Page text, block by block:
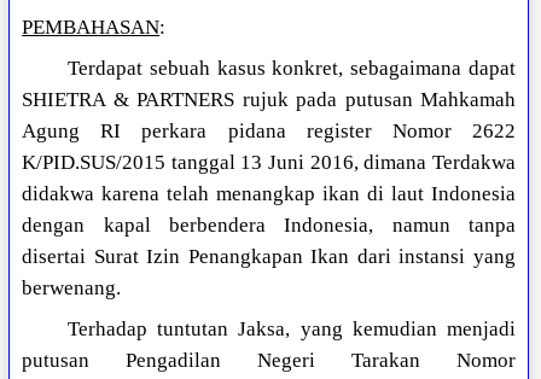
PEMBAHASAN:
Terdapat sebuah kasus konkret, sebagaimana dapat
SHIETRA & PARTNERS rujuk pada putusan Mahkamah
Agung RI perkara pidana register Nomor 2622
K/PID.SUS/2015 tanggal 13 Juni 2016, dimana Terdakwa
didakwa karena telah menangkap ikan di laut Indonesia
dengan kapal berbendera Indonesia, namun tanpa
disertai Surat Izin Penangkapan Ikan dari instansi yang
berwenang.
Terhadap tuntutan Jaksa, yang kemudian menjadi
putusan Pengadilan Negeri Tarakan Nomor